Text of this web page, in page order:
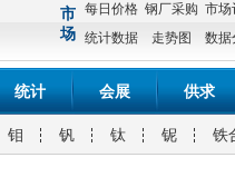
市
场
每日价格 钢厂采购 市场
统计数据
走势图 数据
统计 会展 供求
钼 钒 钛 铌 铁